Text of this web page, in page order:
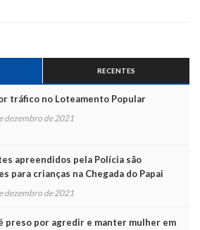
RECENTES
tráfico no Loteamento Popular
dezembro de 2021
apreendidos pela Polícia são
para crianças na Chegada do Papai
dezembro de 2021
preso por agredir e manter mulher em